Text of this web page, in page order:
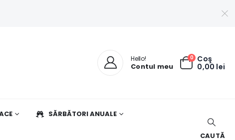
Hello!
Contul meu
0 Coş
0,00 lei
SĂRBĂTORI ANUALE
CAUTĂ